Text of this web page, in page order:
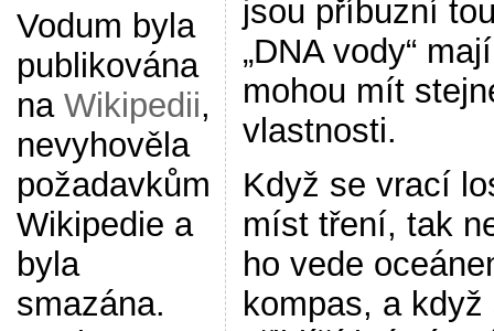
Vodum byla
publikována
na Wikipedii,
nevyhověla
požadavkům
Wikipedie a
byla
smazána.
jsou příbuzní
„DNA vody“
mohou mít
vlastnosti.
Když se vrací
míst tření, tak
ho vede
kompas, a když